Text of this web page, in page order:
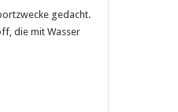
gedacht.
die mit Wasser